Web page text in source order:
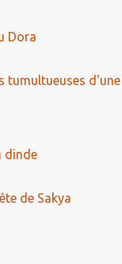
Dora
tumultueuses
dinde
de Sakya